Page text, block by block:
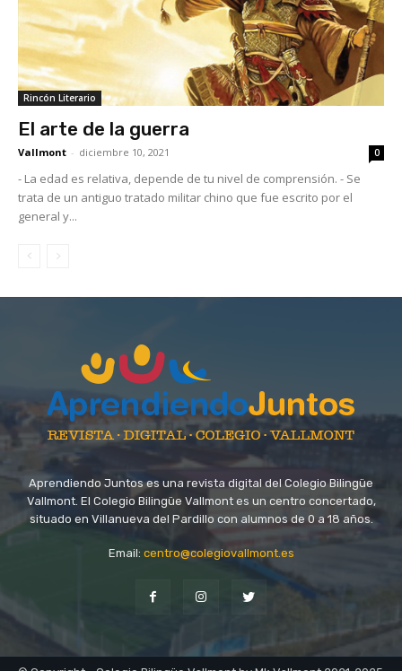
Rincón Literario
El arte de la guerra
Vallmont - diciembre 10, 2021 0
- La edad es relativa, depende de tu nivel de comprensión. - Se
trata de un antiguo tratado militar chino que fue escrito por el
general y...
Aprendiendo Juntos es una revista digital del Colegio Bilingüe
Vallmont. El Colegio Bilingüe Vallmont es un centro concertado,
situado en Villanueva del Pardillo con alumnos de 0 a 18 años.
Email: centro@colegiovallmont.es